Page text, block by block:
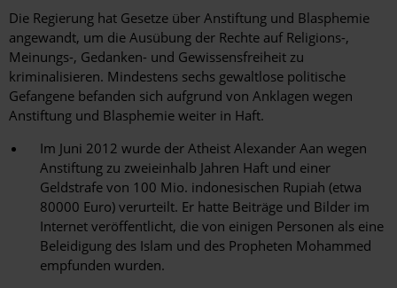
Die Regierung hat Gesetze über Anstiftung und Blasphemie
angewandt, um die Ausübung der Rechte auf Religions-,
Meinungs-, Gedanken- und Gewissensfreiheit zu
kriminalisieren. Mindestens sechs gewaltlose politische
Gefangene befanden sich aufgrund von Anklagen wegen
Anstiftung und Blasphemie weiter in Haft.
Im Juni 2012 wurde der Atheist Alexander Aan wegen
Anstiftung zu zweieinhalb Jahren Haft und einer
Geldstrafe von 100 Mio. indonesischen Rupiah (etwa
80000 Euro) verurteilt. Er hatte Beiträge und Bilder im
Internet veröffentlicht, die von einigen Personen als eine
Beleidigung des Islam und des Propheten Mohammed
empfunden wurden.